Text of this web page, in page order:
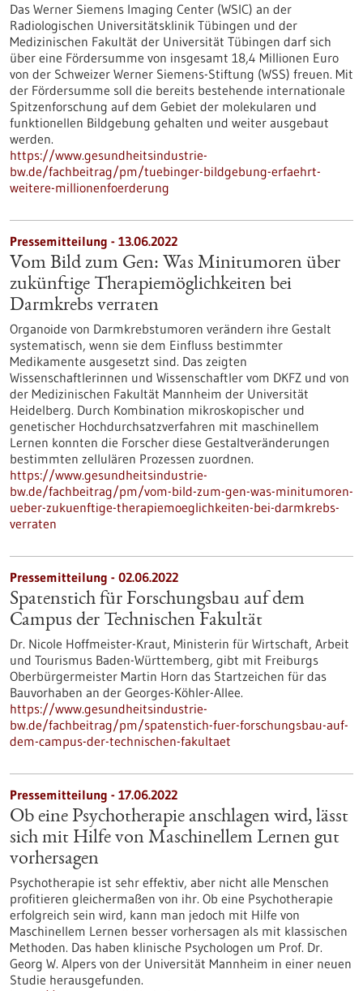
Das Werner Siemens Imaging Center (WSIC) an der
Radiologischen Universitätsklinik Tübingen und der
Medizinischen Fakultät der Universität Tübingen darf sich
über eine Fördersumme von insgesamt 18,4 Millionen Euro
von der Schweizer Werner Siemens-Stiftung (WSS) freuen. Mit
der Fördersumme soll die bereits bestehende internationale
Spitzenforschung auf dem Gebiet der molekularen und
funktionellen Bildgebung gehalten und weiter ausgebaut
werden.
https://www.gesundheitsindustrie-
bw.de/fachbeitrag/pm/tuebinger-bildgebung-erfaehrt-
weitere-millionenfoerderung
Pressemitteilung - 13.06.2022
Vom Bild zum Gen: Was Minitumoren über
zukünftige Therapiemöglichkeiten bei
Darmkrebs verraten
Organoide von Darmkrebstumoren verändern ihre Gestalt
systematisch, wenn sie dem Einfluss bestimmter
Medikamente ausgesetzt sind. Das zeigten
Wissenschaftlerinnen und Wissenschaftler vom DKFZ und von
der Medizinischen Fakultät Mannheim der Universität
Heidelberg. Durch Kombination mikroskopischer und
genetischer Hochdurchsatzverfahren mit maschinellem
Lernen konnten die Forscher diese Gestaltveränderungen
bestimmten zellulären Prozessen zuordnen.
https://www.gesundheitsindustrie-
bw.de/fachbeitrag/pm/vom-bild-zum-gen-was-minitumoren-
ueber-zukuenftige-therapiemoeglichkeiten-bei-darmkrebs-
verraten
Pressemitteilung - 02.06.2022
Spatenstich für Forschungsbau auf dem
Campus der Technischen Fakultät
Dr. Nicole Hoffmeister-Kraut, Ministerin für Wirtschaft, Arbeit
und Tourismus Baden-Württemberg, gibt mit Freiburgs
Oberbürgermeister Martin Horn das Startzeichen für das
Bauvorhaben an der Georges-Köhler-Allee.
https://www.gesundheitsindustrie-
bw.de/fachbeitrag/pm/spatenstich-fuer-forschungsbau-auf-
dem-campus-der-technischen-fakultaet
Pressemitteilung - 17.06.2022
Ob eine Psychotherapie anschlagen wird, lässt
sich mit Hilfe von Maschinellem Lernen gut
vorhersagen
Psychotherapie ist sehr effektiv, aber nicht alle Menschen
profitieren gleichermaßen von ihr. Ob eine Psychotherapie
erfolgreich sein wird, kann man jedoch mit Hilfe von
Maschinellem Lernen besser vorhersagen als mit klassischen
Methoden. Das haben klinische Psychologen um Prof. Dr.
Georg W. Alpers von der Universität Mannheim in einer neuen
Studie herausgefunden.